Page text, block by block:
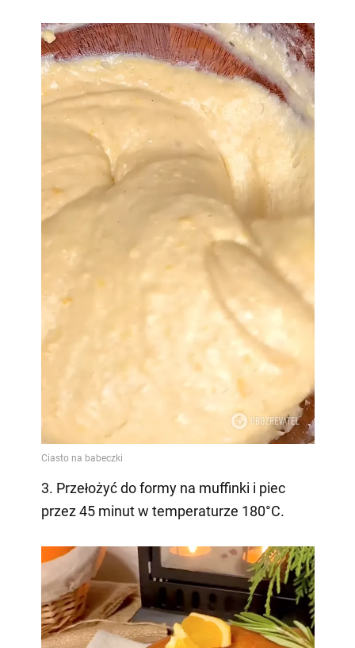
3. Przełożyć do formy na muffinki i piec
przez 45 minut w temperaturze 180°C.